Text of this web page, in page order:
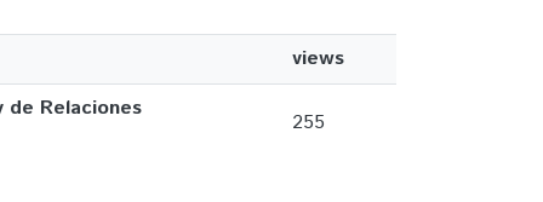
views
de Relaciones
255